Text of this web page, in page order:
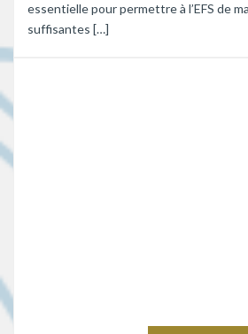
essentielle pour permettre à l’EFS de
suffisantes […]